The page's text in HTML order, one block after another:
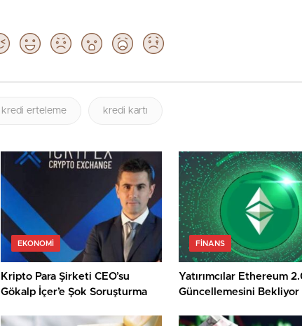
kredi erteleme kredi kartı
EKONOMI
Kripto Para Şirketi CEO’su
Gökalp İçer’e Şok Soruşturma
FINANS
Yatırımcılar Ethereum
Güncellemesini Bekliyor